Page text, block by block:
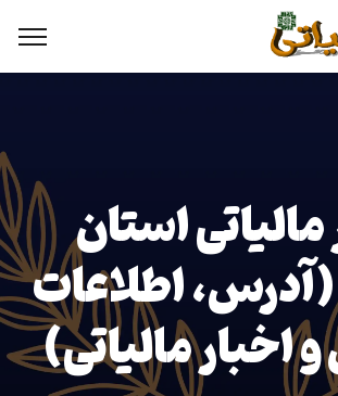
استان
اطلاعات
اخبار مالیاتی)